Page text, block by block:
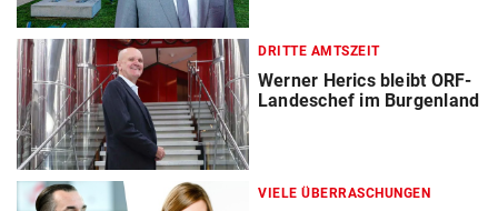
DRITTE AMTSZEIT
Werner Herics bleibt ORF-
Landeschef im Burgenland
VIELE ÜBERRASCHUNGEN